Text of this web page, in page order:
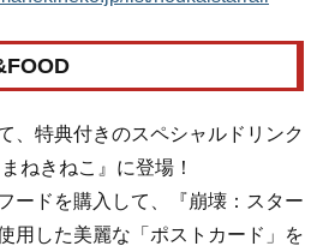
、特典付きのスペシャルドリンク
ねきねこ』に登場！
ードを購入して、『崩壊：スター
用した美麗な「ポストカード」を